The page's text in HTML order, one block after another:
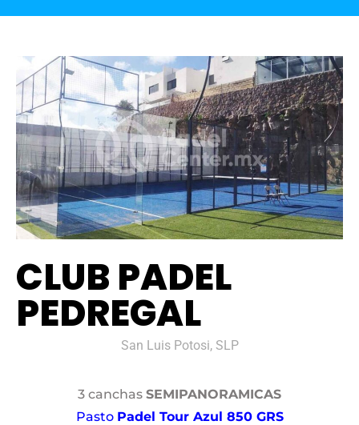
CLUB PADEL
PEDREGAL
San Luis Potosi, SLP
3 canchas SEMIPANORAMICAS
Pasto Padel Tour Azul 850 GRS